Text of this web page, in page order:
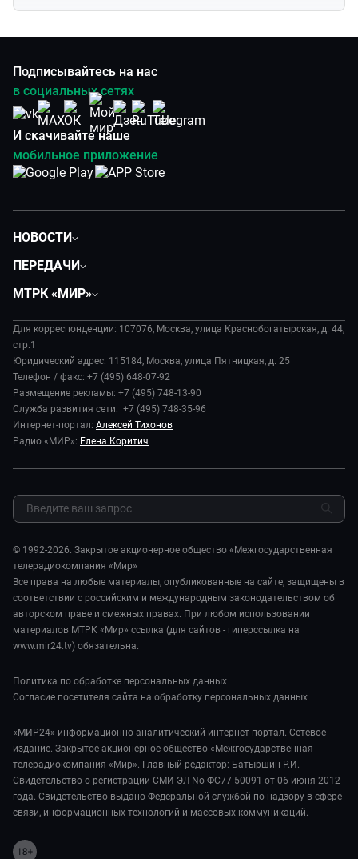
Подписывайтесь на нас
в социальных сетях
И скачивайте наше
мобильное приложение
НОВОСТИ
Экономика
Происшествия
В содружестве
В мире
Наука и технологии
Здоровье и медицина
Спорт
Шоу-бизнес
Стиль жизни
Сад и огород
ПЕРЕДАЧИ
Дела судебные
Диктор делает
Игра в кино
Игра в кино. Мультфильмы
Исторический детектив
Миллион за 5 минут
Мировое соглашение
Предварительный диагноз
Пять причин поехать в...
МТРК «МИР»
История
Руководство
Новости компании
Пресса о нас
Карьера
Реклама
Закупки и тендеры
Обратная связь
Для корреспонденции: 107076, Москва, улица Краснобогатырская, д. 44,
стр.1
Юридический адрес: 115184, Москва, улица Пятницкая, д. 25
Телефон / факс: +7 (495) 648-07-92
Размещение рекламы: +7 (495) 748-13-90
Служба развития сети: +7 (495) 748-35-96
Интернет-портал: Алексей Тихонов
Радио «МИР»: Елена Коритич
© 1992-2026. Закрытое акционерное общество «Межгосударственная
телерадиокомпания «Мир»
Все права на любые материалы, опубликованные на сайте, защищены в
соответствии с российским и международным законодательством об
авторском праве и смежных правах. При любом использовании
материалов МТРК «Мир» ссылка (для сайтов - гиперссылка на
www.mir24.tv) обязательна.
Политика по обработке персональных данных
Согласие посетителя сайта на обработку персональных данных
«МИР24» информационно-аналитический интернет-портал. Сетевое
издание. Закрытое акционерное общество «Межгосударственная
телерадиокомпания «Мир». Главный редактор: Батыршин Р.И.
Свидетельство о регистрации СМИ ЭЛ No ФС77-50091 от 06 июня 2012
года. Свидетельство выдано Федеральной службой по надзору в сфере
связи, информационных технологий и массовых коммуникаций.